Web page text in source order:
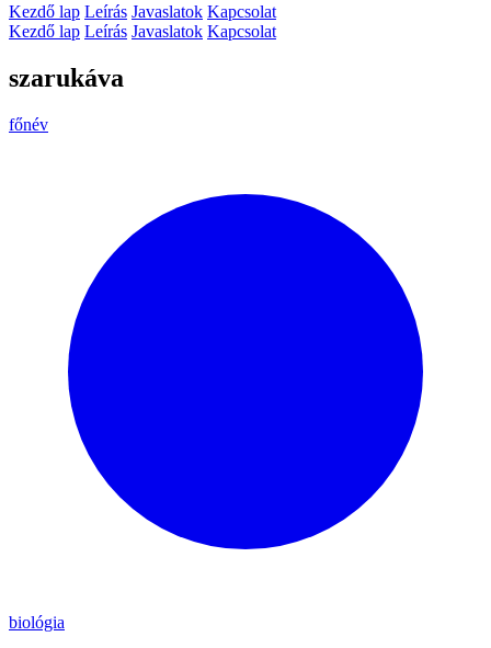
Kezdő lap Leírás Javaslatok Kapcsolat
Kezdő lap Leírás Javaslatok Kapcsolat
szarukáva
főnév
biológia